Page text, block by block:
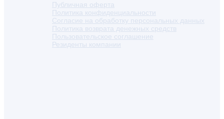
Публичная оферта
Политика конфиденциальности
Согласие на обработку персональных данных
Политика возврата денежных средств
Пользовательское соглашение
Резиденты компании